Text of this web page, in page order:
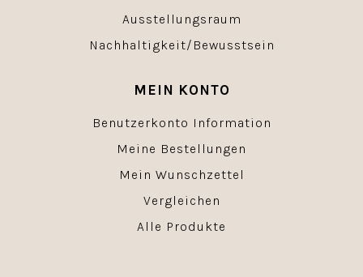
Ausstellungsraum
Nachhaltigkeit/Bewusstsein
MEIN KONTO
Benutzerkonto Information
Meine Bestellungen
Mein Wunschzettel
Vergleichen
Alle Produkte